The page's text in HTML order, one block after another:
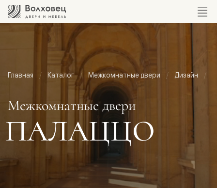
Главная Каталог Межкомнатные двери Дизайн
Межкомнатные двери
ПАЛАЦЦО